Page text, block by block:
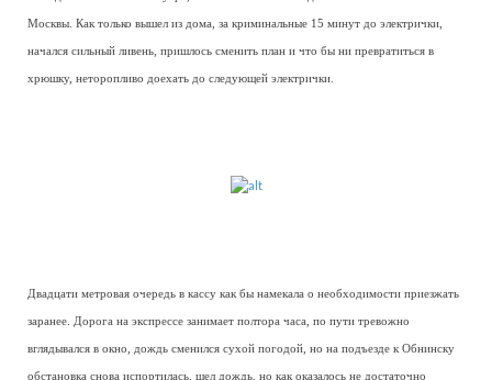
Москвы. Как только вышел из дома, за криминальные 15 минут до электрички,
начался сильный ливень, пришлось сменить план и что бы ни превратиться в
хрюшку, неторопливо доехать до следующей электрички.
Двадцати метровая очередь в кассу как бы намекала о необходимости приезжать
заранее. Дорога на экспрессе занимает полтора часа, по пути тревожно
вглядывался в окно, дождь сменился сухой погодой, но на подъезде к Обнинску
обстановка снова испортилась, шел дождь, но как оказалось не достаточно